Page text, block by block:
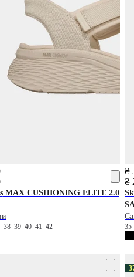
MAX CUSHIONING ELITE 2.0
38 39 40 41 42
₴
₴